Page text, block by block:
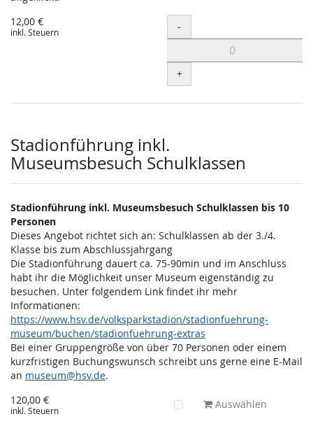
12,00 €
inkl. Steuern Menge
-
+
Stadionführung inkl.
Museumsbesuch Schulklassen
Stadionführung inkl. Museumsbesuch Schulklassen bis 10
Personen
Dieses Angebot richtet sich an: Schulklassen ab der 3./4.
Klasse bis zum Abschlussjahrgang
Die Stadionführung dauert ca. 75-90min und im Anschluss
habt ihr die Möglichkeit unser Museum eigenständig zu
besuchen. Unter folgendem Link findet ihr mehr
Informationen:
https://www.hsv.de/volksparkstadion/stadionfuehrung-
museum/buchen/stadionfuehrung-extras
Bei einer Gruppengröße von über 70 Personen oder einem
kurzfristigen Buchungswunsch schreibt uns gerne eine E-Mail
an museum@hsv.de.
120,00 €
inkl. Steuern Auswählen